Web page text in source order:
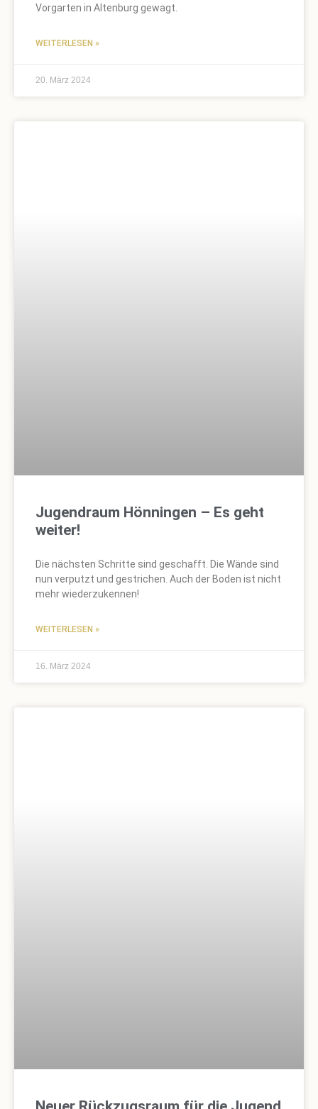
Vorgarten in Altenburg gewagt.
WEITERLESEN »
20. März 2024
Jugendraum Hönningen – Es geht
weiter!
Die nächsten Schritte sind geschafft. Die Wände sind
nun verputzt und gestrichen. Auch der Boden ist nicht
mehr wiederzukennen!
WEITERLESEN »
16. März 2024